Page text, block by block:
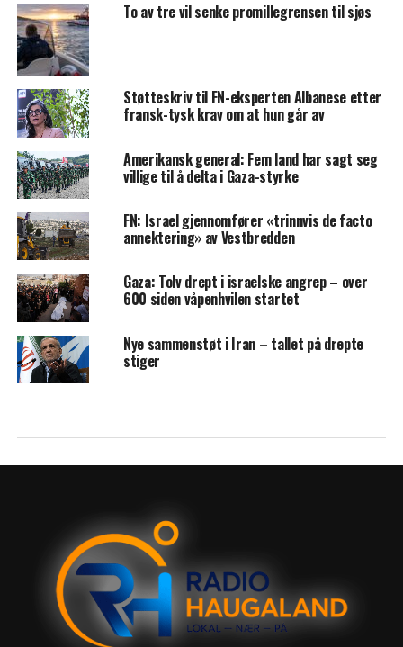
To av tre vil senke promillegrensen til sjøs
Støtteskriv til FN-eksperten Albanese etter
fransk-tysk krav om at hun går av
Amerikansk general: Fem land har sagt seg
villige til å delta i Gaza-styrke
FN: Israel gjennomfører «trinnvis de facto
annektering» av Vestbredden
Gaza: Tolv drept i israelske angrep – over
600 siden våpenhvilen startet
Nye sammenstøt i Iran – tallet på drepte
stiger